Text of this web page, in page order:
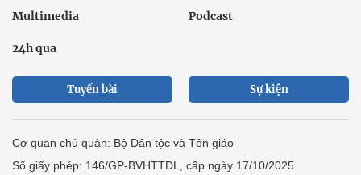
Multimedia Podcast
24h qua
Tuyến bài Sự kiện
Cơ quan chủ quản: Bộ Dân tộc và Tôn giáo
Số giấy phép: 146/GP-BVHTTDL, cấp ngày 17/10/2025